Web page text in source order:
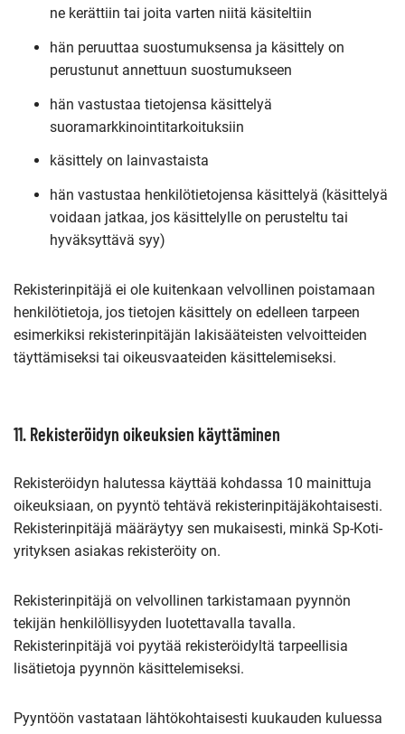
ne kerättiin tai joita varten niitä käsiteltiin
hän peruuttaa suostumuksensa ja käsittely on
perustunut annettuun suostumukseen
hän vastustaa tietojensa käsittelyä
suoramarkkinointitarkoituksiin
käsittely on lainvastaista
hän vastustaa henkilötietojensa käsittelyä (käsittelyä
voidaan jatkaa, jos käsittelylle on perusteltu tai
hyväksyttävä syy)
Rekisterinpitäjä ei ole kuitenkaan velvollinen poistamaan
henkilötietoja, jos tietojen käsittely on edelleen tarpeen
esimerkiksi rekisterinpitäjän lakisääteisten velvoitteiden
täyttämiseksi tai oikeusvaateiden käsittelemiseksi.
11. Rekisteröidyn oikeuksien käyttäminen
Rekisteröidyn halutessa käyttää kohdassa 10 mainittuja
oikeuksiaan, on pyyntö tehtävä rekisterinpitäjäkohtaisesti.
Rekisterinpitäjä määräytyy sen mukaisesti, minkä Sp-Koti-
yrityksen asiakas rekisteröity on.
Rekisterinpitäjä on velvollinen tarkistamaan pyynnön
tekijän henkilöllisyyden luotettavalla tavalla.
Rekisterinpitäjä voi pyytää rekisteröidyltä tarpeellisia
lisätietoja pyynnön käsittelemiseksi.
Pyyntöön vastataan lähtökohtaisesti kuukauden kuluessa